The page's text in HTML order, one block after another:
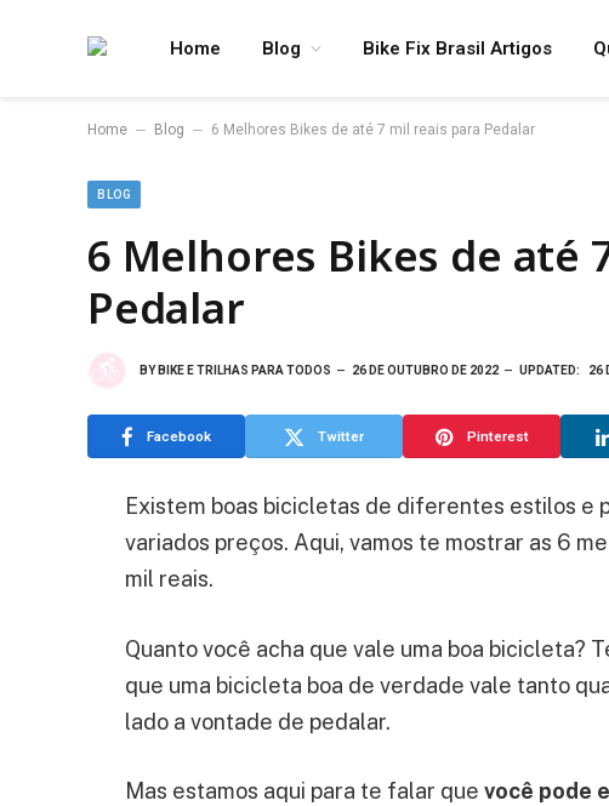
Home Blog Bike Fix Brasil Artigos
Home – Blog – 6 Melhores Bikes de até 7 mil reais para Pedalar
BLOG
6 Melhores Bikes de até
Pedalar
BY BIKE E TRILHAS PARA TODOS 26 DE OUTUBRO DE 2022 UPDATED: 26
Facebook Twitter Pinterest
Existem boas bicicletas de diferentes estilos e
variados preços. Aqui, vamos te mostrar as 6
mil reais.
Quanto você acha que vale uma boa bicicleta?
que uma bicicleta boa de verdade vale tanto
lado a vontade de pedalar.
Mas estamos aqui para te falar que você pode